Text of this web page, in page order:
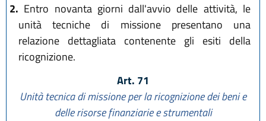
2. Entro novanta giorni dall'avvio delle attività, le
unità tecniche di missione presentano una
relazione dettagliata contenente gli esiti della
ricognizione.
Art. 71
Unità tecnica di missione per la ricognizione dei beni e
delle risorse finanziarie e strumentali